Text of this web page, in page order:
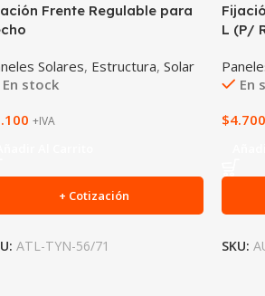
Frente Regulable para
Solares, Estructura, Solar
En stock
+IVA
+ Cotización
ATL-TYN-56/71
L (P/
En
$4.700
SKU: